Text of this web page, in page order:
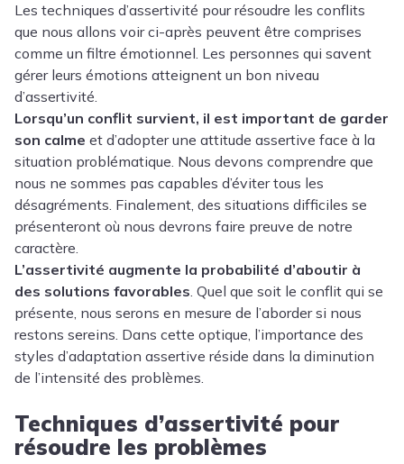
Les techniques d’assertivité pour résoudre les conflits
que nous allons voir ci-après peuvent être comprises
comme un filtre émotionnel. Les personnes qui savent
gérer leurs émotions atteignent un bon niveau
d’assertivité.
Lorsqu’un conflit survient, il est important de garder
son calme et d’adopter une attitude assertive face à la
situation problématique. Nous devons comprendre que
nous ne sommes pas capables d’éviter tous les
désagréments. Finalement, des situations difficiles se
présenteront où nous devrons faire preuve de notre
caractère.
L’assertivité augmente la probabilité d’aboutir à
des solutions favorables. Quel que soit le conflit qui se
présente, nous serons en mesure de l’aborder si nous
restons sereins. Dans cette optique, l’importance des
styles d’adaptation assertive réside dans la diminution
de l’intensité des problèmes.
Techniques d’assertivité pour
résoudre les problèmes